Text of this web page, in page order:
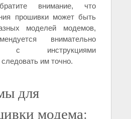
внимание, что
прошивки может быть
моделей модемов,
внимательно
с инструкциями
им точно.
для
модема: